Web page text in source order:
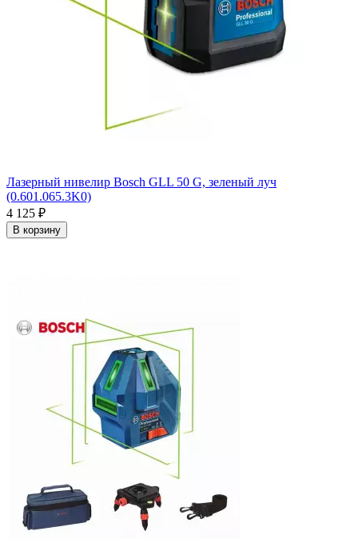
Лазерный нивелир Bosch GLL 50 G, зеленый луч
(0.601.065.3K0)
4 125 ₽
В корзину